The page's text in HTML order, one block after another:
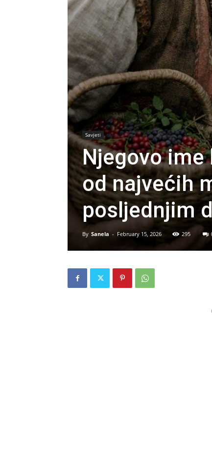
Savjeti
Njegovo ime
od najvećih
posljednjim
By Sanela - February 15, 2026 295